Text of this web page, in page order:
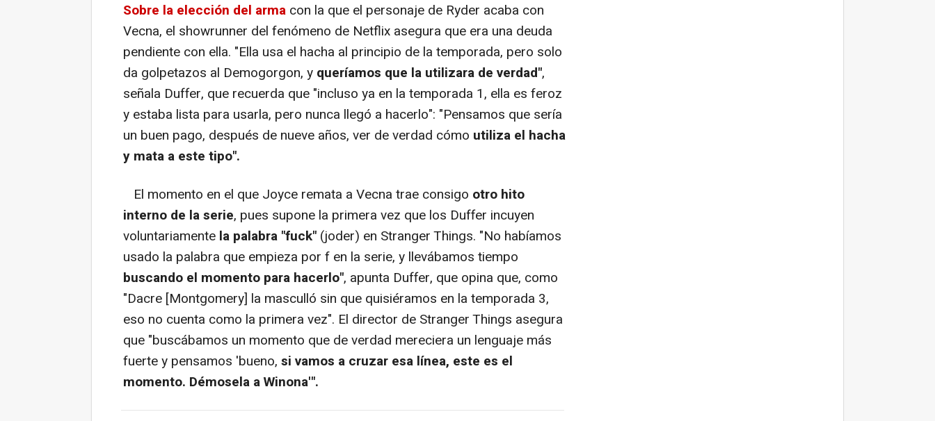
Sobre la elección del arma con la que el personaje de Ryder acaba con
Vecna, el showrunner del fenómeno de Netflix asegura que era una deuda
pendiente con ella. "Ella usa el hacha al principio de la temporada, pero solo
da golpetazos al Demogorgon, y queríamos que la utilizara de verdad",
señala Duffer, que recuerda que "incluso ya en la temporada 1, ella es feroz
y estaba lista para usarla, pero nunca llegó a hacerlo": "Pensamos que sería
un buen pago, después de nueve años, ver de verdad cómo utiliza el hacha
y mata a este tipo".
El momento en el que Joyce remata a Vecna trae consigo otro hito
interno de la serie, pues supone la primera vez que los Duffer incuyen
voluntariamente la palabra "fuck" (joder) en Stranger Things. "No habíamos
usado la palabra que empieza por f en la serie, y llevábamos tiempo
buscando el momento para hacerlo", apunta Duffer, que opina que, como
"Dacre [Montgomery] la masculló sin que quisiéramos en la temporada 3,
eso no cuenta como la primera vez". El director de Stranger Things asegura
que "buscábamos un momento que de verdad mereciera un lenguaje más
fuerte y pensamos 'bueno, si vamos a cruzar esa línea, este es el
momento. Démosela a Winona'".